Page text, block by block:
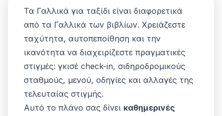
Τα Γαλλικά για ταξίδι είναι διαφορετικά
από τα Γαλλικά των βιβλίων. Χρειάζεστε
ταχύτητα, αυτοπεποίθηση και την
ικανότητα να διαχειρίζεστε πραγματικές
στιγμές: γκισέ check-in, σιδηροδρομικούς
σταθμούς, μενού, οδηγίες και αλλαγές της
τελευταίας στιγμής.
Αυτό το πλάνο σας δίνει καθημερινές